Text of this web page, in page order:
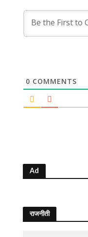
0 COMMENTS
Ad
राजनीती